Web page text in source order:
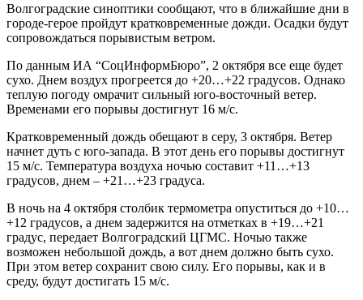
Волгоградские синоптики сообщают, что в ближайшие дни в
городе-герое пройдут кратковременные дожди. Осадки будут
сопровождаться порывистым ветром.
По данным ИА “СоцИнформБюро”, 2 октября все еще будет
сухо. Днем воздух прогреется до +20…+22 градусов. Однако
теплую погоду омрачит сильный юго-восточный ветер.
Временами его порывы достигнут 16 м/с.
Кратковременный дождь обещают в серу, 3 октября. Ветер
начнет дуть с юго-запада. В этот день его порывы достигнут
15 м/с. Температура воздуха ночью составит +11…+13
градусов, днем – +21…+23 градуса.
В ночь на 4 октября столбик термометра опуститься до +10…
+12 градусов, а днем задержится на отметках в +19…+21
градус, передает Волгоградский ЦГМС. Ночью также
возможен небольшой дождь, а вот днем должно быть сухо.
При этом ветер сохранит свою силу. Его порывы, как и в
среду, будут достигать 15 м/с.